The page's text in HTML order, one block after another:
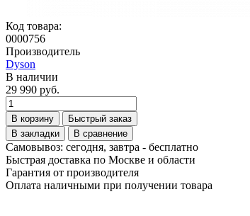
Код товара:
0000756
Производитель
Dyson
В наличии
29 990 руб.
В корзину
Быстрый заказ
В закладки
В сравнение
Самовывоз: сегодня, завтра - бесплатно
Быстрая доставка по Москве и области
Гарантия от производителя
Оплата наличными при получении товара